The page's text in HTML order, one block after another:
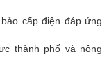
cấp điện đáp ứng
thành phố và nông